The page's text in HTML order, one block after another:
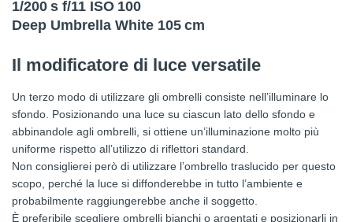
1/200 s f/11 ISO 100
Deep Umbrella White 105 cm
Il modificatore di luce versatile
Un terzo modo di utilizzare gli ombrelli consiste nell’illuminare lo
sfondo. Posizionando una luce su ciascun lato dello sfondo e
abbinandole agli ombrelli, si ottiene un’illuminazione molto più
uniforme rispetto all’utilizzo di riflettori standard.
Non consiglierei però di utilizzare l’ombrello traslucido per questo
scopo, perché la luce si diffonderebbe in tutto l’ambiente e
probabilmente raggiungerebbe anche il soggetto.
È preferibile scegliere ombrelli bianchi o argentati e posizionarli in